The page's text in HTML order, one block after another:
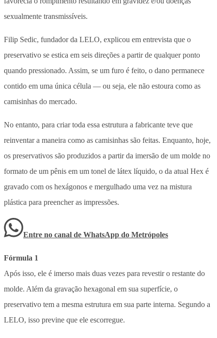
sexualmente transmissíveis.
Filip Sedic, fundador da LELO, explicou em entrevista que o
preservativo se estica em seis direções a partir de qualquer ponto
quando pressionado. Assim, se um furo é feito, o dano permanece
contido em uma única célula — ou seja, ele não estoura como as
camisinhas do mercado.
No entanto, para criar toda essa estrutura a fabricante teve que
reinventar a maneira como as camisinhas são feitas. Enquanto, hoje,
os preservativos são produzidos a partir da imersão de um molde no
formato de um pênis em um tonel de látex líquido, o da atual Hex é
gravado com os hexágonos e mergulhado uma vez na mistura
plástica para preencher as impressões.
Entre no canal de WhatsApp do Metrópoles
Fórmula 1
Após isso, ele é imerso mais duas vezes para revestir o restante do
molde. Além da gravação hexagonal em sua superfície, o
preservativo tem a mesma estrutura em sua parte interna. Segundo a
LELO, isso previne que ele escorregue.